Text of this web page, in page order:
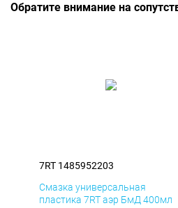
Обратите внимание на
7RT 1485952203
Смазка универсальная
пластика 7RT аэр БмД 400мл